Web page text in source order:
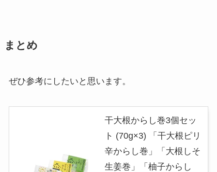
まとめ
ぜひ参考にしたいと思います。
干大根からし巻3個セッ
ト (70g×3) 「干大根ピリ
辛からし巻」「大根しそ
生姜巻」「柚子からし